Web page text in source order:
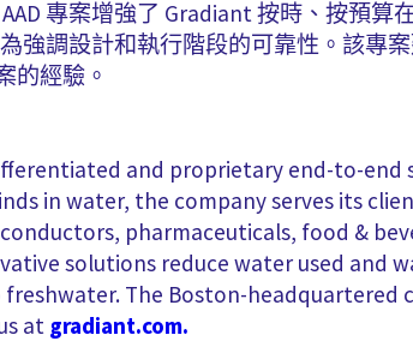
專案增強了 Gradiant 按時、按預算
強調設計和執行階段的可靠性。該專
的經驗。
and proprietary end-to-end
in water, the company serves its
pharmaceuticals, food &
solutions reduce water used and
The Boston-headquartered
at gradiant.com.